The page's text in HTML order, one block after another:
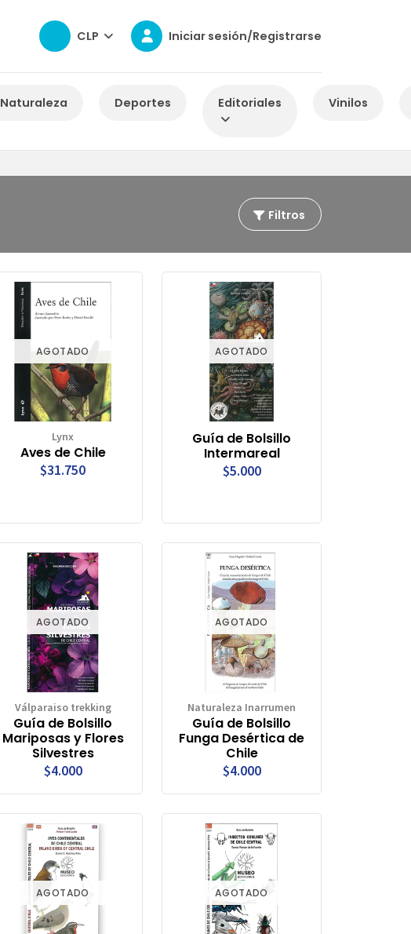
CLP Iniciar sesión/Registrarse
Naturaleza Deportes Editoriales Vinilos
Filtros
AGOTADO
Lynx
Aves de Chile
$31.750
AGOTADO
Guía de Bolsillo
Intermareal
$5.000
AGOTADO
Válparaiso trekking
Guía de Bolsillo
Mariposas y Flores
Silvestres
$4.000
AGOTADO
Naturaleza Inarrumen
Guía de Bolsillo
Funga Desértica de
Chile
$4.000
AGOTADO AGOTADO